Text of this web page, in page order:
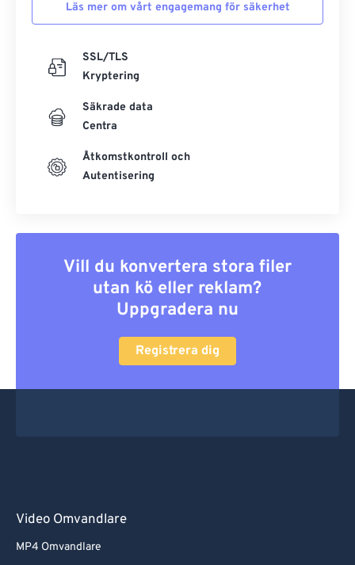
Läs mer om vårt engagemang för säkerhet
SSL/TLS
Kryptering
Säkrade data
Centra
Åtkomstkontroll och
Autentisering
Vill du konvertera stora filer
utan kö eller reklam?
Uppgradera nu
Registrera dig
Video Omvandlare
MP4 Omvandlare